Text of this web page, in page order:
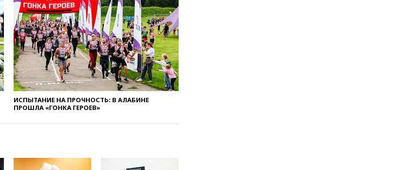
обломки БПЛА упали в
резервуары НПЗ
11:19МИД России ответил на
критику мэра Хиросимы в
годовщину ядерной
бомбардировки
10:57Оверчук заявил о
сокращении товарооборота
России и Армении на две
10:54Президент ФИФА
сохранить пост
пяти популярных сетей
ИСПЫТАНИЕ НА ПРОЧНОСТЬ: В АЛАБИНЕ
ПРОШЛА «ГОНКА ГЕРОЕВ»